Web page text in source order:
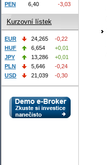
PEN
6,40 -3,03
Kurzovní lístek
EUR 24,265
-0,22
HUF
6,654
+0,01
JPY
13,286
+0,01
PLN
5,646
-0,24
USD
21,039 -0,30